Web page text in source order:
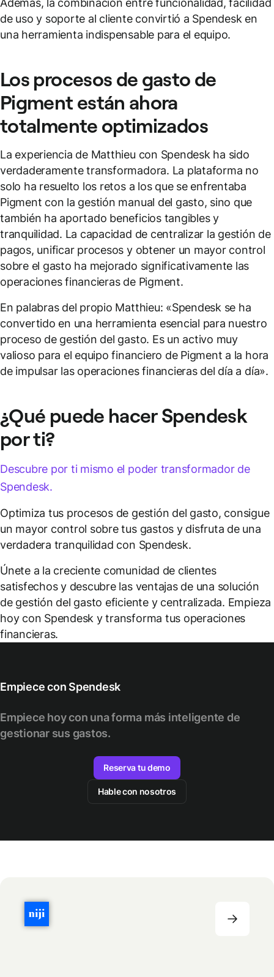
Además, la combinación entre funcionalidad, facilidad
de uso y soporte al cliente convirtió a Spendesk en
una herramienta indispensable para el equipo.
Los procesos de gasto de
Pigment están ahora
totalmente optimizados
La experiencia de Matthieu con Spendesk ha sido
verdaderamente transformadora. La plataforma no
solo ha resuelto los retos a los que se enfrentaba
Pigment con la gestión manual del gasto, sino que
también ha aportado beneficios tangibles y
tranquilidad. La capacidad de centralizar la gestión de
pagos, unificar procesos y obtener un mayor control
sobre el gasto ha mejorado significativamente las
operaciones financieras de Pigment.
En palabras del propio Matthieu: «Spendesk se ha
convertido en una herramienta esencial para nuestro
proceso de gestión del gasto. Es un activo muy
valioso para el equipo financiero de Pigment a la hora
de impulsar las operaciones financieras del día a día».
¿Qué puede hacer Spendesk
por ti?
Descubre por ti mismo el poder transformador de
Spendesk.
Optimiza tus procesos de gestión del gasto, consigue
un mayor control sobre tus gastos y disfruta de una
verdadera tranquilidad con Spendesk.
Únete a la creciente comunidad de clientes
satisfechos y descubre las ventajas de una solución
de gestión del gasto eficiente y centralizada. Empieza
hoy con Spendesk y transforma tus operaciones
financieras.
Empiece con Spendesk
Empiece hoy con una forma más inteligente de
gestionar sus gastos.
Reserva tu demo
Hable con nosotros